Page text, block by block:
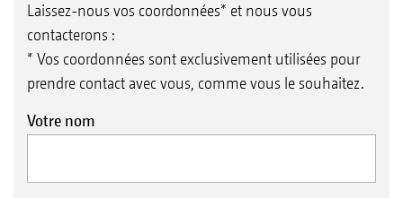
Laissez-nous vos coordonnées* et nous vous
contacterons :
* Vos coordonnées sont exclusivement utilisées pour
prendre contact avec vous, comme vous le souhaitez.
Votre nom